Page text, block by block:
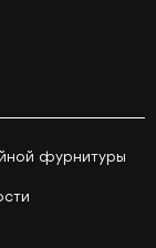
фурнитуры